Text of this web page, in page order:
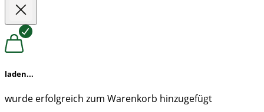
laden...
wurde erfolgreich zum Warenkorb hinzugefügt